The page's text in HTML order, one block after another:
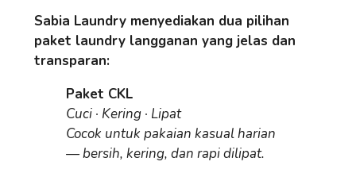
Sabia Laundry menyediakan dua pilihan
paket laundry langganan yang jelas dan
transparan:
Paket CKL
Cuci · Kering · Lipat
Cocok untuk pakaian kasual harian
— bersih, kering, dan rapi dilipat.